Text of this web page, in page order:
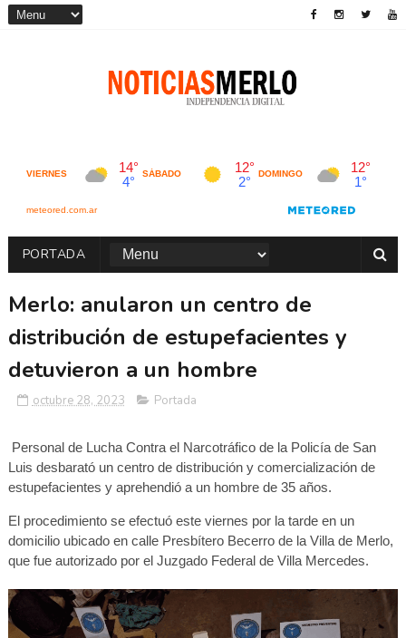
PORTADA
Merlo: anularon un centro de
distribución de estupefacientes y
detuvieron a un hombre
octubre 28, 2023 Portada
Personal de Lucha Contra el Narcotráfico de la Policía de San
Luis desbarató un centro de distribución y comercialización de
estupefacientes y aprehendió a un hombre de 35 años.
El procedimiento se efectuó este viernes por la tarde en un
domicilio ubicado en calle Presbítero Becerro de la Villa de Merlo,
que fue autorizado por el Juzgado Federal de Villa Mercedes.